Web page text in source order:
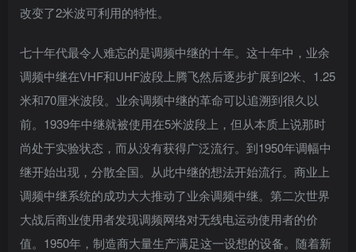
改变了2米波可利用的特性。
七十年代最令人难忘的是调频中继的十年。这十年中，业余
调频中继在VHF和UHF波段上腾飞然后逐步扩展到2米、1.25
米和70厘米波段。业余调频中继的革命可以追溯到很久以
前。1939年中继就被使用在5米波段上，但从本质上说那时
尚处于实验状态，而从没有获得广泛流行。到1950年调幅中
继开始出现，分散全国。从此中继的想法开始流行。商业上
调频中继系统的成功大大推动了业余调频中继。第二次世界
大战后商业使用者发现调频网络对无线电运动使用者的价
值。1950年，制造商大量生产满足这一设想的设备。随着新
登录密码
登录
社交账号登录
使用社交账号登录即表示同意用户协议、隐私声明